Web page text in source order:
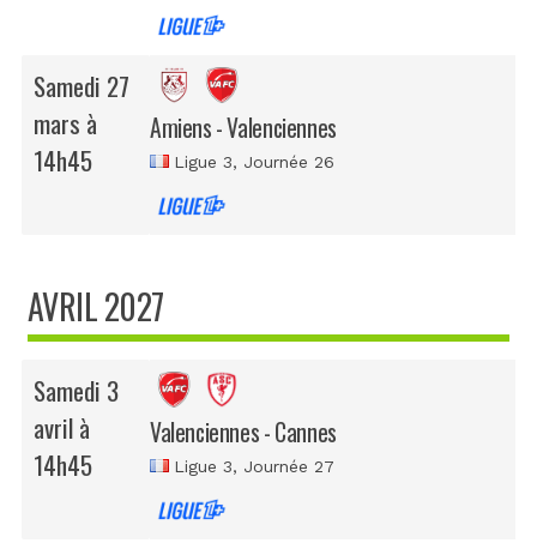
Samedi 27
mars à
14h45
Amiens - Valenciennes
Ligue 3, Journée 26
AVRIL 2027
Samedi 3
avril à
14h45
Valenciennes - Cannes
Ligue 3, Journée 27